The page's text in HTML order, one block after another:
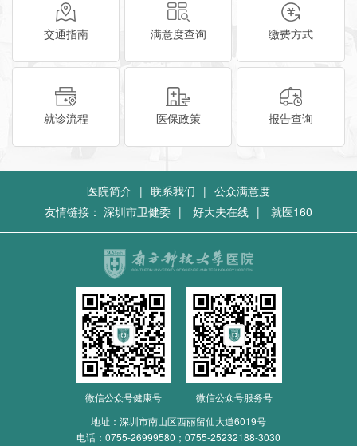
交通指南 满意度查询 缴费方式
就诊流程 医保政策 报告查询
医院简介 | 联系我们 | 公众满意度
友情链接： 深圳市卫健委 | 好大夫在线 | 就医160
微信公众号健康号
微信公众号服务号
地址：深圳市南山区西丽留仙大道6019号
电话： 0755-26999580；0755-25232188-3030